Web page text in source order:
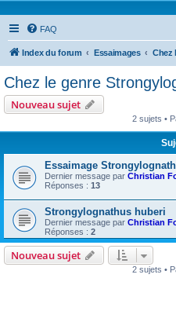
FAQ
Index du forum Essaimages Chez
Chez le genre
Nouveau sujet
2 sujets •
Essaimage
Dernier message par Christian
Réponses : 13
Strongylognathus huberi
Dernier message par Christian
Réponses : 2
Nouveau sujet
2 sujets •